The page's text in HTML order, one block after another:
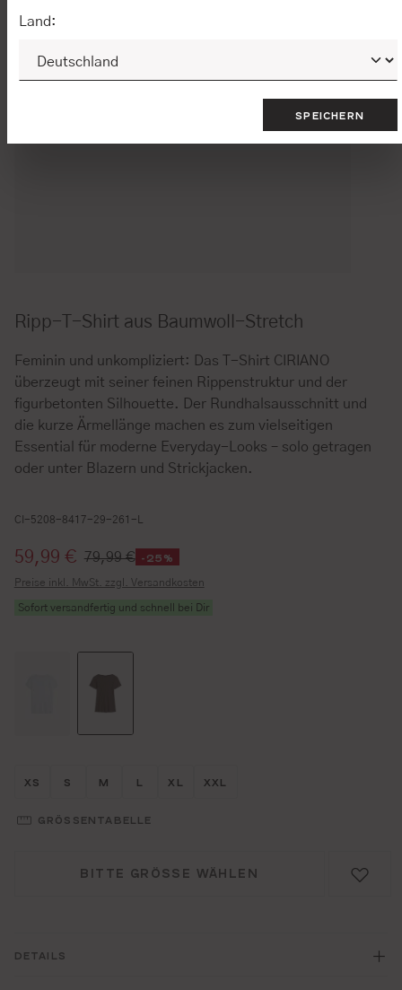
Ripp-T-Shirt aus Baumwoll-Stretch
Feminin und unkompliziert: Das T-Shirt CIRIANO
überzeugt mit seiner feinen Rippenstruktur und der
figurbetonten Silhouette. Der Rundhalsausschnitt und
die kurze Ärmellänge machen es zum vielseitigen
Essential für moderne Everyday-Looks – solo getragen
oder unter Blazern und Strickjacken.
CI-5208-8417-29-261-L
Verkaufspreis:
59,99 € 79,99 € -25%
Preise inkl. MwSt. zzgl. Versandkosten
Sofort versandfertig und schnell bei Dir
Größe wählen
XS Größe wählen
S Größe wählen
M Größe wählen
L Größe wählen
XL Größe wählen
XXL
GRÖSSENTABELLE
BITTE GRÖSSE WÄHLEN
DETAILS
Land:
SPEICHERN